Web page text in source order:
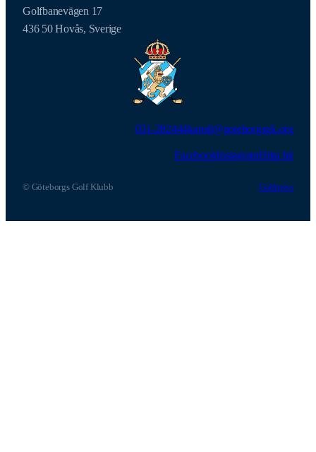
Golfbanevägen 17
436 50 Hovås, Sverige
031-282444kansli@goteborgsgk.org
FacebookInstagramHitta hit
© Göteborgs Golf Klubb Golfpress